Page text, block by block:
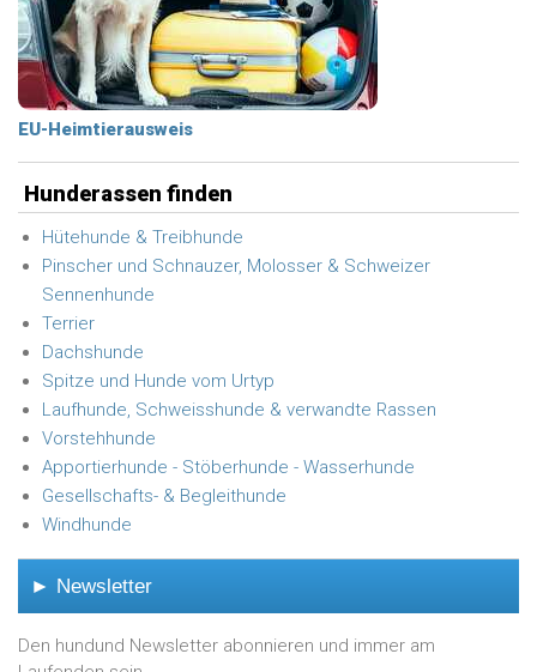
EU-Heimtierausweis
Hunderassen finden
Hütehunde & Treibhunde
Pinscher und Schnauzer, Molosser & Schweizer
Sennenhunde
Terrier
Dachshunde
Spitze und Hunde vom Urtyp
Laufhunde, Schweisshunde & verwandte Rassen
Vorstehhunde
Apportierhunde - Stöberhunde - Wasserhunde
Gesellschafts- & Begleithunde
Windhunde
► Newsletter
Den hundund Newsletter abonnieren und immer am